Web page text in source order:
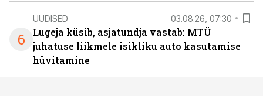
6
UUDISED 03.08.26, 07:30
Lugeja küsib, asjatundja vastab: MTÜ
juhatuse liikmele isikliku auto kasutamise
hüvitamine